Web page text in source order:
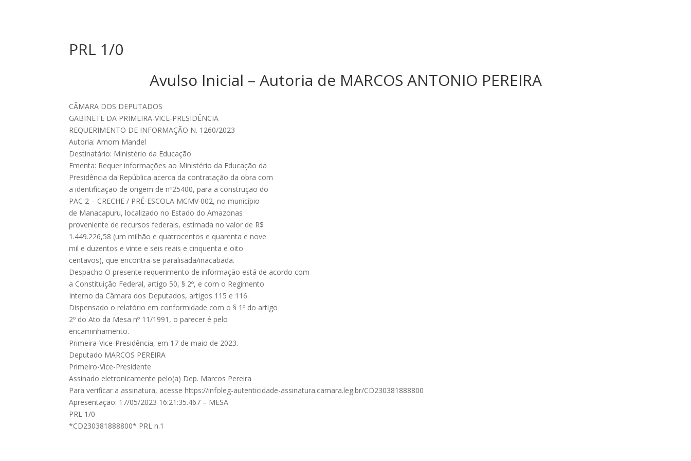
PRL 1/0
Avulso Inicial – Autoria de MARCOS ANTONIO PEREIRA
CÂMARA DOS DEPUTADOS
GABINETE DA PRIMEIRA-VICE-PRESIDÊNCIA
REQUERIMENTO DE INFORMAÇÃO N. 1260/2023
Autoria: Amom Mandel
Destinatário: Ministério da Educação
Ementa: Requer informações ao Ministério da Educação da
Presidência da República acerca da contratação da obra com
a identificação de origem de nº25400, para a construção do
PAC 2 – CRECHE / PRÉ-ESCOLA MCMV 002, no município
de Manacapuru, localizado no Estado do Amazonas
proveniente de recursos federais, estimada no valor de R$
1.449.226,58 (um milhão e quatrocentos e quarenta e nove
mil e duzentos e vinte e seis reais e cinquenta e oito
centavos), que encontra-se paralisada/inacabada.
Despacho O presente requerimento de informação está de acordo com
a Constituição Federal, artigo 50, § 2º, e com o Regimento
Interno da Câmara dos Deputados, artigos 115 e 116.
Dispensado o relatório em conformidade com o § 1º do artigo
2º do Ato da Mesa nº 11/1991, o parecer é pelo
encaminhamento.
Primeira-Vice-Presidência, em 17 de maio de 2023.
Deputado MARCOS PEREIRA
Primeiro-Vice-Presidente
Assinado eletronicamente pelo(a) Dep. Marcos Pereira
Para verificar a assinatura, acesse https://infoleg-autenticidade-assinatura.camara.leg.br/CD230381888800
Apresentação: 17/05/2023 16:21:35.467 – MESA
PRL 1/0
*CD230381888800* PRL n.1